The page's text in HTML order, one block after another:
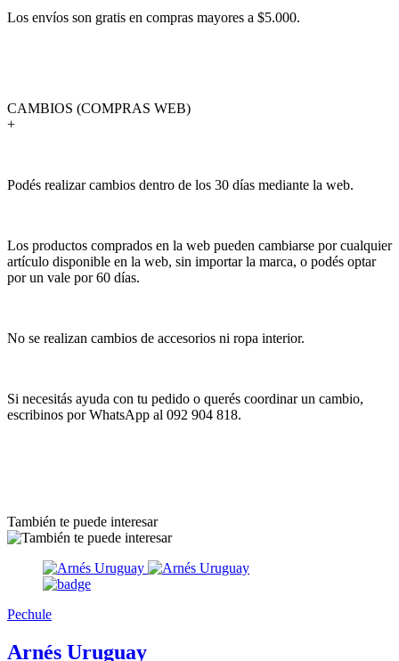
Los envíos son gratis en compras mayores a $5.000.
CAMBIOS (COMPRAS WEB)
+
Podés realizar cambios dentro de los 30 días mediante la web.
Los productos comprados en la web pueden cambiarse por cualquier
artículo disponible en la web, sin importar la marca, o podés optar
por un vale por 60 días.
No se realizan cambios de accesorios ni ropa interior.
Si necesitás ayuda con tu pedido o querés coordinar un cambio,
escribinos por WhatsApp al 092 904 818.
También te puede interesar
Pechule
Arnés Uruguay